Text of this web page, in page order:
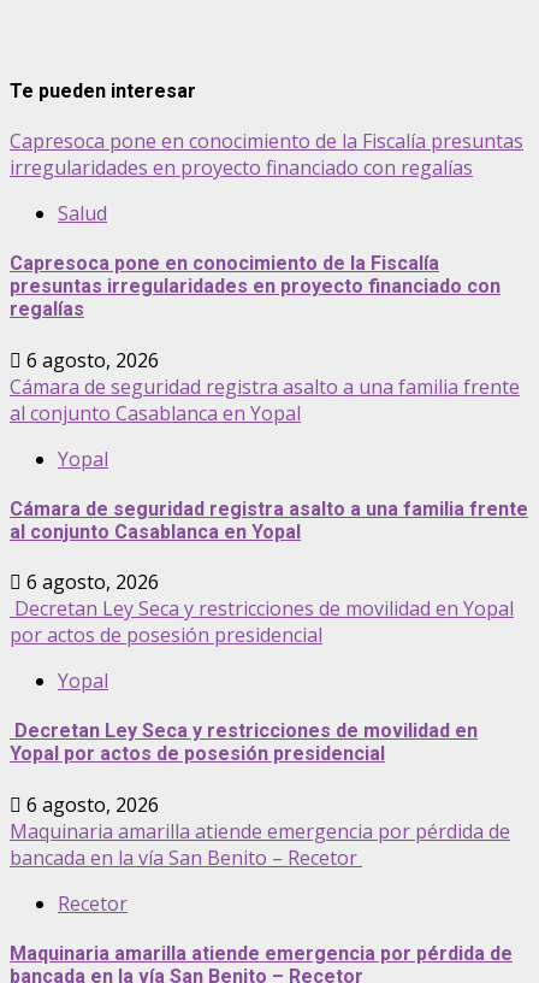
Te pueden interesar
Capresoca pone en conocimiento de la Fiscalía presuntas
irregularidades en proyecto financiado con regalías
Salud
Capresoca pone en conocimiento de la Fiscalía
presuntas irregularidades en proyecto financiado con
regalías
6 agosto, 2026
Cámara de seguridad registra asalto a una familia frente
al conjunto Casablanca en Yopal
Yopal
Cámara de seguridad registra asalto a una familia frente
al conjunto Casablanca en Yopal
6 agosto, 2026
Decretan Ley Seca y restricciones de movilidad en Yopal
por actos de posesión presidencial
Yopal
Decretan Ley Seca y restricciones de movilidad en
Yopal por actos de posesión presidencial
6 agosto, 2026
Maquinaria amarilla atiende emergencia por pérdida de
bancada en la vía San Benito – Recetor
Recetor
Maquinaria amarilla atiende emergencia por pérdida de
bancada en la vía San Benito – Recetor